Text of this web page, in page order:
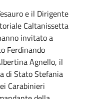
e il Dirigente
Caltanissetta
invitato a
Ferdinando
Agnello, il
di Stato Stefania
Carabinieri